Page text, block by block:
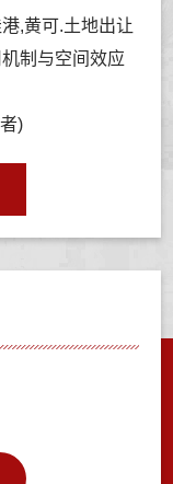
,黄可.土地出让
制与空间效应
)